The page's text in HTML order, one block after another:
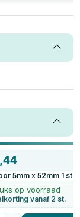
5mm x 52mm 1
op voorraad
vanaf 2 st.